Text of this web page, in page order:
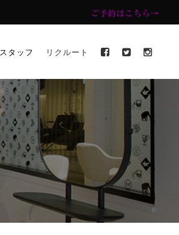
ご予約はこちら→
スタッフ リクルート